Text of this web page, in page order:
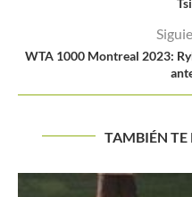
WTA 1000 Montreal 2023:
TAMBIÉN TE
¿Cómo le